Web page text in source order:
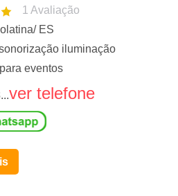
1 Avaliação
ES
iluminação
eventos
ver telefone